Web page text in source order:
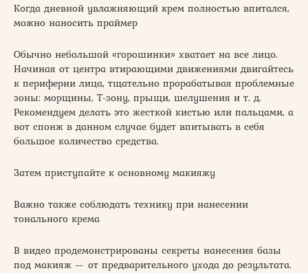
Когда дневной увлажняющий крем полностью впитался,
можно наносить праймер
Обычно небольшой «горошинки» хватает на все лицо.
Начиная от центра втирающими движениями двигайтесь
к периферии лица, тщательно прорабатывая проблемные
зоны: морщины, Т-зону, прыщи, шелушения и т. д.
Рекомендуем делать это жесткой кистью или пальцами, а
вот спонж в данном случае будет впитывать в себя
большое количество средства.
Затем приступайте к основному макияжу
Важно также соблюдать технику при нанесении
тонального крема
В видео продемонстрированы секреты нанесения базы
под макияж — от предварительного ухода до результата.